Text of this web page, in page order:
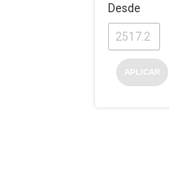
Desde
APLICAR